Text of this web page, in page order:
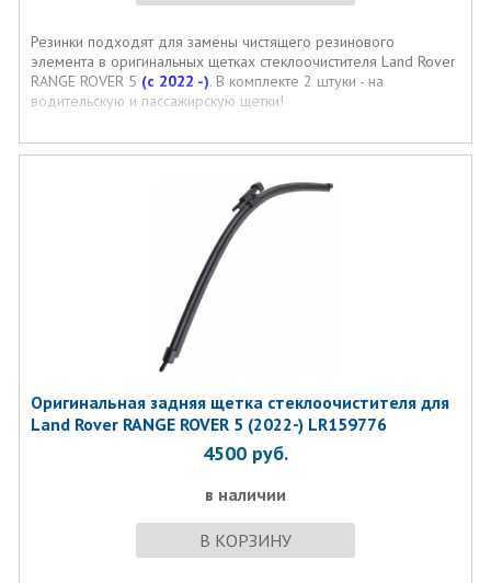
Резинки подходят для замены чистящего резинового
элемента в оригинальных щетках стеклоочистителя Land Rover
RANGE ROVER 5 (с 2022 -). В комплекте 2 штуки - на
водительскую и пассажирскую щетки!
Оригинальная задняя щетка стеклоочистителя для
Land Rover RANGE ROVER 5 (2022-) LR159776
4500 руб.
в наличии
В КОРЗИНУ